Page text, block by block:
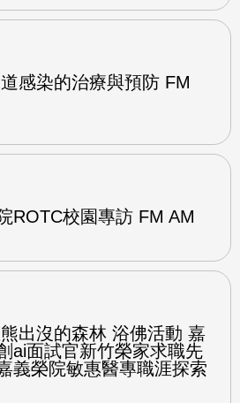
感染的治療與預防 FM
ROTC校園專訪 FM AM
出沒的森林 浴佛活動 嘉
ai面試官新竹榮家求職先
義榮院敏惠醫專職涯探索